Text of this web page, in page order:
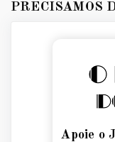
PRECISAMOS
Apoie o